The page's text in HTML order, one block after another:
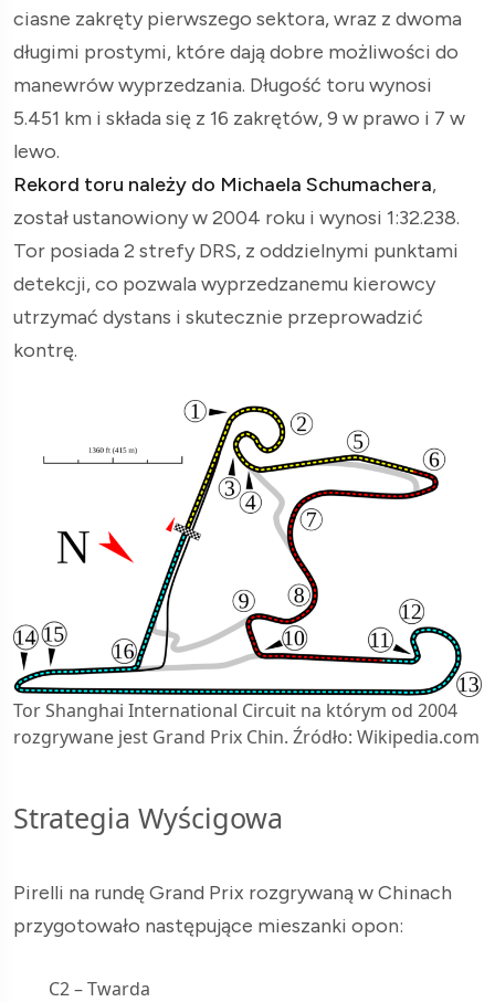
ciasne zakręty pierwszego sektora, wraz z dwoma
długimi prostymi, które dają dobre możliwości do
manewrów wyprzedzania. Długość toru wynosi
5.451 km i składa się z 16 zakrętów, 9 w prawo i 7 w
lewo.
Rekord toru należy do Michaela Schumachera,
został ustanowiony w 2004 roku i wynosi 1:32.238.
Tor posiada 2 strefy DRS, z oddzielnymi punktami
detekcji, co pozwala wyprzedzanemu kierowcy
utrzymać dystans i skutecznie przeprowadzić
kontrę.
Tor Shanghai International Circuit na którym od 2004
rozgrywane jest Grand Prix Chin. Źródło: Wikipedia.com
Strategia Wyścigowa
Pirelli na rundę Grand Prix rozgrywaną w Chinach
przygotowało następujące mieszanki opon:
C2 – Twarda